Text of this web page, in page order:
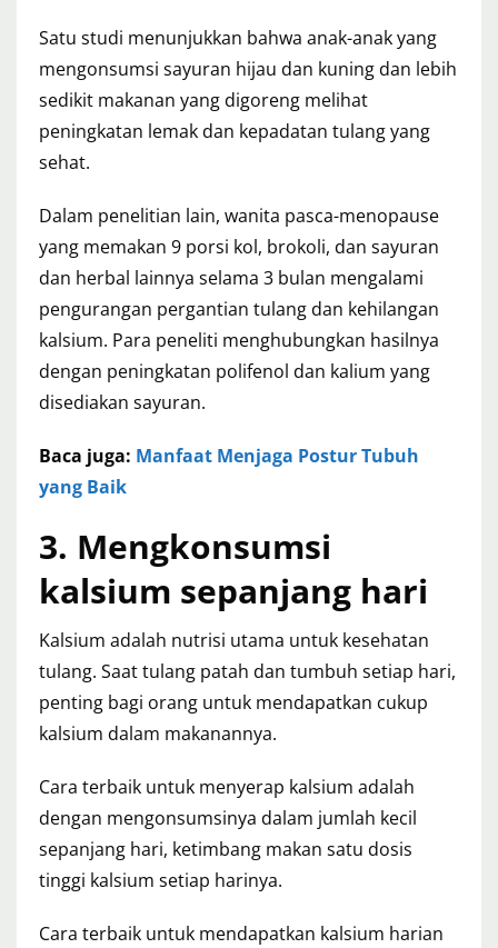
Satu studi menunjukkan bahwa anak-anak yang
mengonsumsi sayuran hijau dan kuning dan lebih
sedikit makanan yang digoreng melihat
peningkatan lemak dan kepadatan tulang yang
sehat.
Dalam penelitian lain, wanita pasca-menopause
yang memakan 9 porsi kol, brokoli, dan sayuran
dan herbal lainnya selama 3 bulan mengalami
pengurangan pergantian tulang dan kehilangan
kalsium. Para peneliti menghubungkan hasilnya
dengan peningkatan polifenol dan kalium yang
disediakan sayuran.
Baca juga: Manfaat Menjaga Postur Tubuh
yang Baik
3. Mengkonsumsi
kalsium sepanjang hari
Kalsium adalah nutrisi utama untuk kesehatan
tulang. Saat tulang patah dan tumbuh setiap hari,
penting bagi orang untuk mendapatkan cukup
kalsium dalam makanannya.
Cara terbaik untuk menyerap kalsium adalah
dengan mengonsumsinya dalam jumlah kecil
sepanjang hari, ketimbang makan satu dosis
tinggi kalsium setiap harinya.
Cara terbaik untuk mendapatkan kalsium harian